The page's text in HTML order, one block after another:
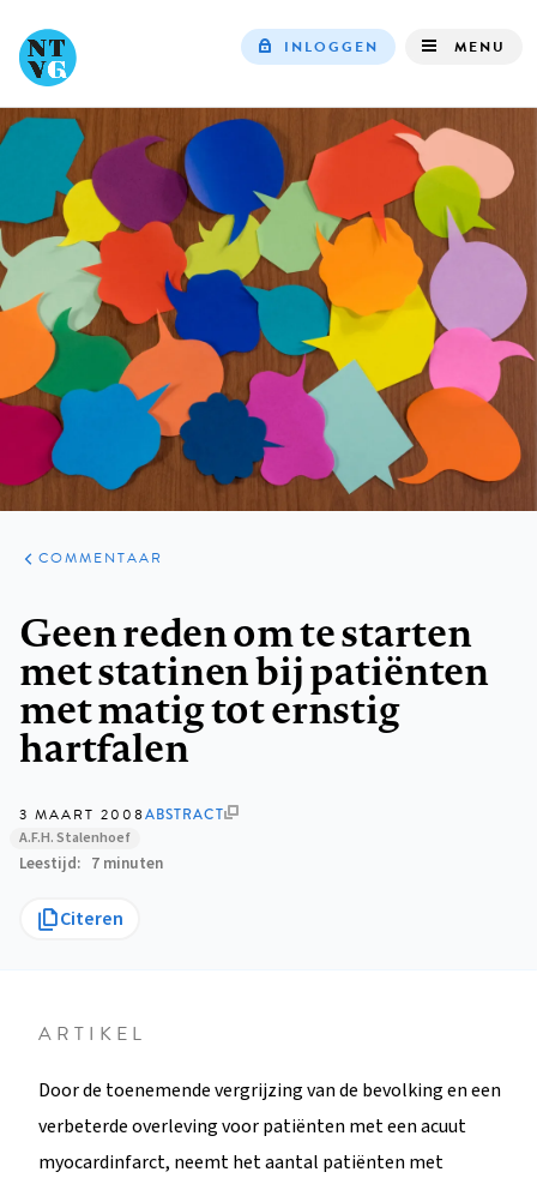
navigation
INLOGGEN MENU
ARTIKELEN
OPINIE
COMMENTAAR
Geen reden om te starten
met statinen bij patiënten
met matig tot ernstig
hartfalen
3 MAART 2008ABSTRACT
A.F.H. Stalenhoef
Leestijd 7 minuten
Citeren
ARTIKEL
Door de toenemende vergrijzing van de bevolking en een
verbeterde overleving voor patiënten met een acuut
myocardinfarct, neemt het aantal patiënten met